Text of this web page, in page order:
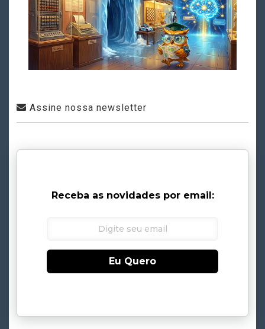
Assine nossa newsletter
Receba as novidades por email:
Eu Quero